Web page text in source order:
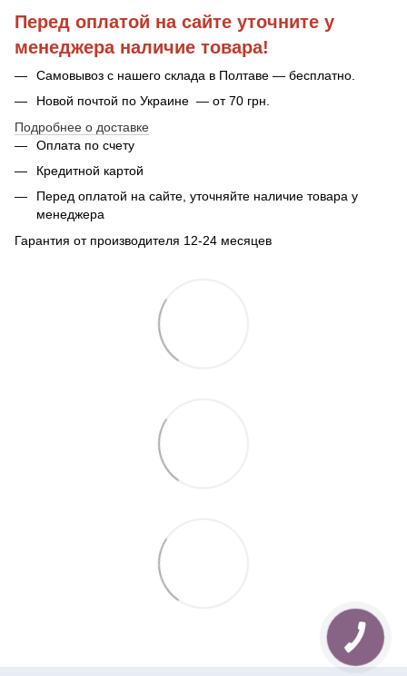
Перед оплатой на сайте уточните у
менеджера наличие товара!
Самовывоз с нашего склада в Полтаве — бесплатно.
Новой почтой по Украине — от 70 грн.
Подробнее о доставке
Оплата по счету
Кредитной картой
Перед оплатой на сайте, уточняйте наличие товара у
менеджера
Гарантия от производителя 12-24 месяцев